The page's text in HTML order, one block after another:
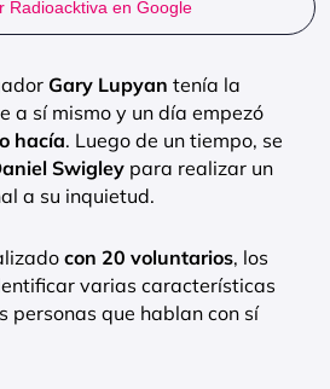
Radioacktiva en Google
Gary Lupyan tenía la
a sí mismo y un día empezó
hacía. Luego de un tiempo, se
Swigley para realizar un
a su inquietud.
con 20 voluntarios, los
varias características
personas que hablan con sí